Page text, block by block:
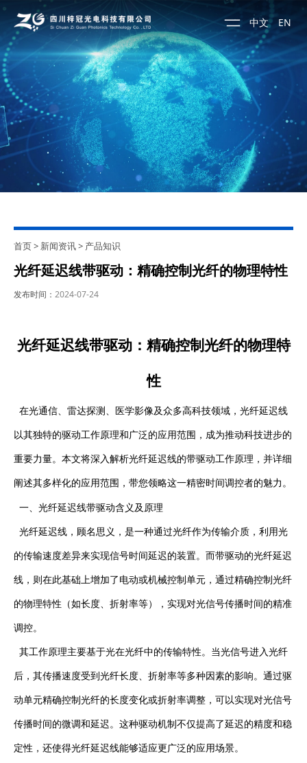
中文 EN
首页> 新闻资讯> 产品知识
光纤延迟线带驱动：精确控制光纤的物理特性
发布时间： 2024-07-24
光纤延迟线带驱动：精确控制光纤的物理特
性
在光通信、雷达探测、医学影像及众多高科技领域，光纤延迟线
以其独特的驱动工作原理和广泛的应用范围，成为推动科技进步的
重要力量。本文将深入解析光纤延迟线的带驱动工作原理，并详细
阐述其多样化的应用范围，带您领略这一精密时间调控者的魅力。
一、 光纤延迟线带驱动含义及原理
光纤延迟线，顾名思义，是一种通过光纤作为传输介质，利用光
的传输速度差异来实现信号时间延迟的装置。而带驱动的光纤延迟
线，则在此基础上增加了电动或机械控制单元，通过精确控制光纤
的物理特性（如长度、折射率等），实现对光信号传播时间的精准
调控。
其工作原理主要基于光在光纤中的传输特性。当光信号进入光纤
后，其传播速度受到光纤长度、折射率等多种因素的影响。通过驱
动单元精确控制光纤的长度变化或折射率调整，可以实现对光信号
传播时间的微调和延迟。这种驱动机制不仅提高了延迟的精度和稳
定性，还使得光纤延迟线能够适应更广泛的应用场景。